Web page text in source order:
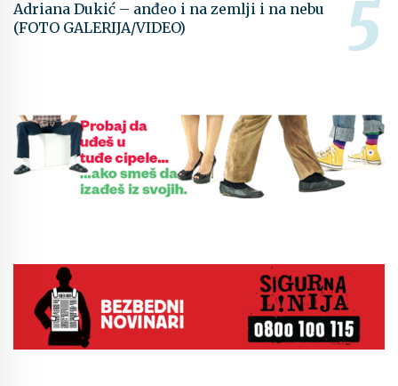
Adriana Dukić – anđeo i na zemlji i na nebu
(FOTO GALERIJA/VIDEO)